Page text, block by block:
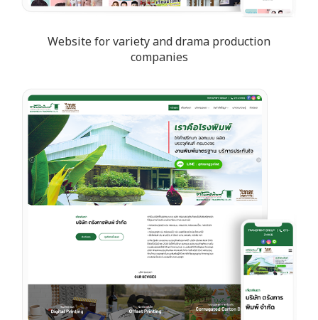
Website for variety and drama production
companies